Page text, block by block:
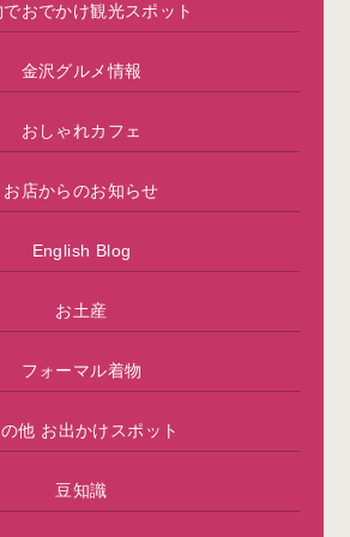
おでかけ観光スポット
金沢グルメ情報
おしゃれカフェ
お店からのお知らせ
English Blog
お土産
フォーマル着物
他 お出かけスポット
豆知識